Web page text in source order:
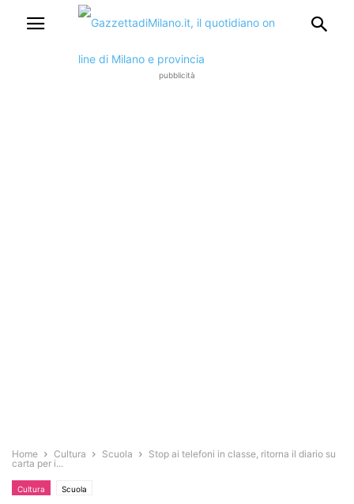
pubblicità
Home Cultura Scuola
Stop ai telefoni in classe, ritorna il diario su
carta per i...
Cultura Scuola